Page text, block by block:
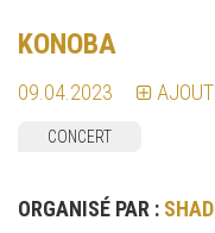
KONOBA
09.04.2023
CONCERT
ORGANISÉ PAR :